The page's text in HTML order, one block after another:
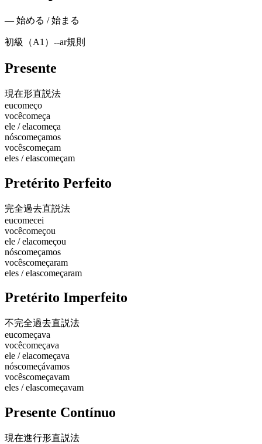
— 始める / 始まる
初級（A1） --ar規則
Presente
現在形直説法
eucomeço
vocêcomeça
ele / elacomeça
nóscomeçamos
vocêscomeçam
eles / elascomeçam
Pretérito Perfeito
完全過去直説法
eucomecei
vocêcomeçou
ele / elacomeçou
nóscomeçamos
vocêscomeçaram
eles / elascomeçaram
Pretérito Imperfeito
不完全過去直説法
eucomeçava
vocêcomeçava
ele / elacomeçava
nóscomeçávamos
vocêscomeçavam
eles / elascomeçavam
Presente Contínuo
現在進行形直説法